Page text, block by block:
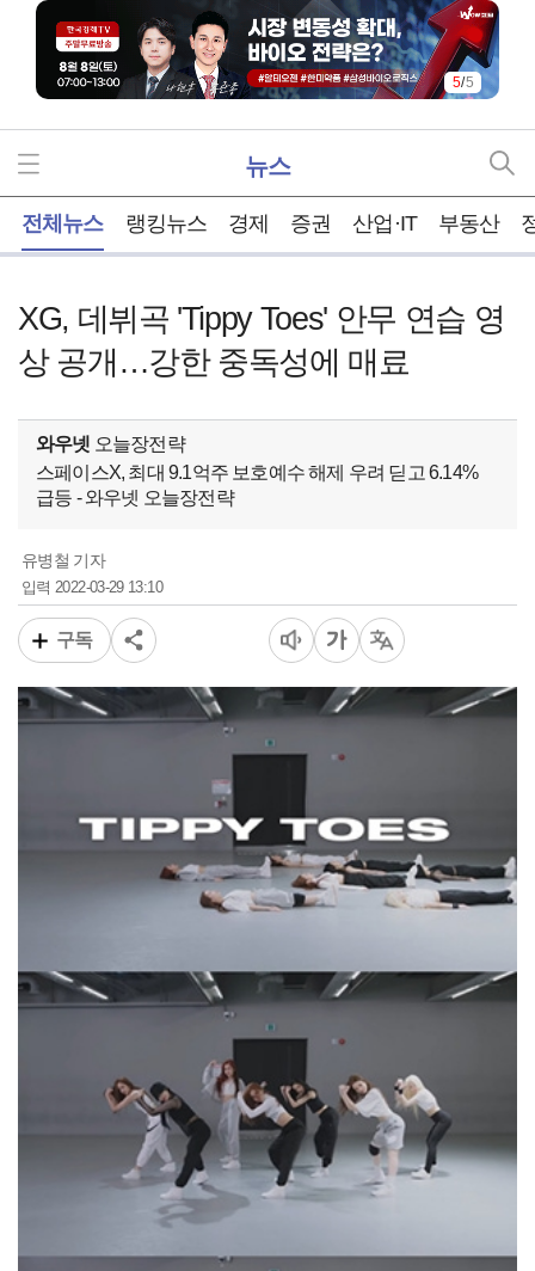
5/5
뉴스
전체뉴스 랭킹뉴스 경제 증권 산업·IT 부동산
XG, 데뷔곡 'Tippy Toes' 안무 연습 영
상 공개…강한 중독성에 매료
와우넷 오늘장전략
스페이스X, 최대 9.1억주 보호예수 해제 우려 딛고 6.14%
급등 - 와우넷 오늘장전략
유병철 기자
입력2022-03-29 13:10
구독